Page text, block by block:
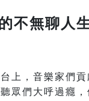
不無聊人
上，音樂家們
眾們大呼過癮，